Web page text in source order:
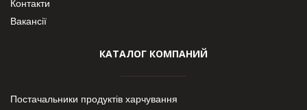
Контакти
Вакансії
КАТАЛОГ КОМПАНИЙ
Постачальники продуктів харчування